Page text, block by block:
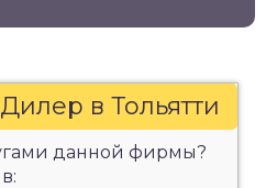
в Тольятти
данной фирмы?